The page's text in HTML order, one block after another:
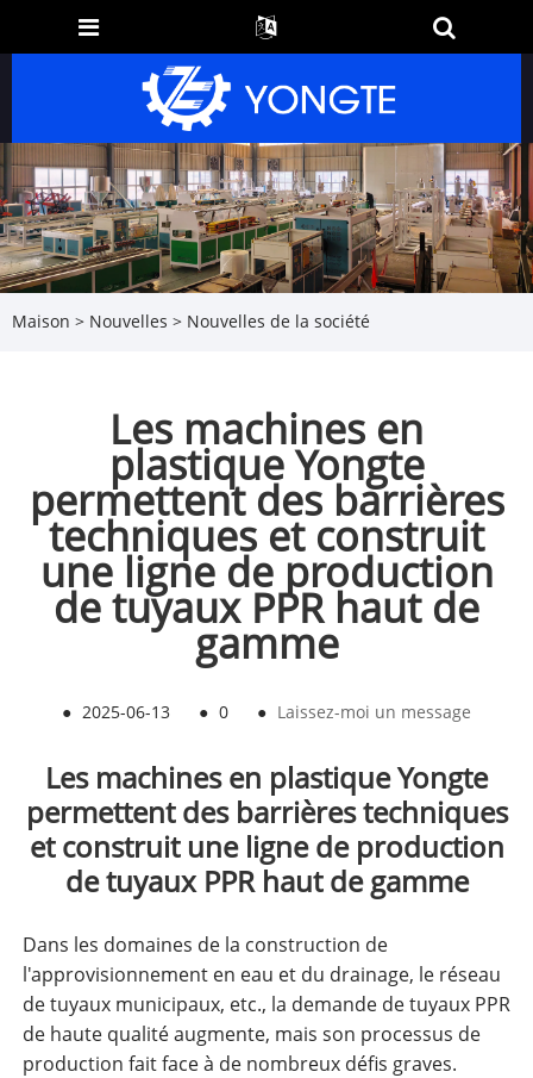
Maison > Nouvelles > Nouvelles de la société
Les machines en
plastique Yongte
permettent des barrières
techniques et construit
une ligne de production
de tuyaux PPR haut de
gamme
● 2025-06-13 ● 0 ● Laissez-moi un message
Les machines en plastique Yongte
permettent des barrières techniques
et construit une ligne de production
de tuyaux PPR haut de gamme
Dans les domaines de la construction de
l'approvisionnement en eau et du drainage, le réseau
de tuyaux municipaux, etc., la demande de tuyaux PPR
de haute qualité augmente, mais son processus de
production fait face à de nombreux défis graves.